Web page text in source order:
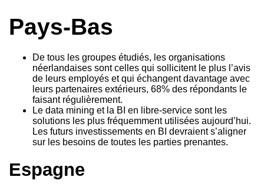
Pays-Bas
De tous les groupes étudiés, les organisations
néerlandaises sont celles qui sollicitent le plus l’avis
de leurs employés et qui échangent davantage avec
leurs partenaires extérieurs, 68% des répondants le
faisant régulièrement.
Le data mining et la BI en libre-service sont les
solutions les plus fréquemment utilisées aujourd’hui.
Les futurs investissements en BI devraient s’aligner
sur les besoins de toutes les parties prenantes.
Espagne